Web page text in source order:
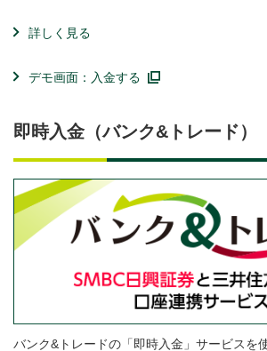
詳しく見る
デモ画面：入金する
即時入金（バンク&トレード）
バンク&トレードの「即時入金」サービスを